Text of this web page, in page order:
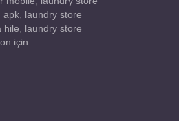
apk, laundry store
hile, laundry store
için